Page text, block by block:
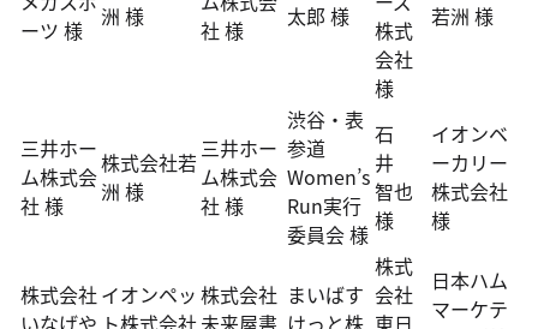
ーツ 様
洲 様
社 様
太郎 様
株式
会社
様
若洲 様
三井ホー
ム株式会
社 様
株式会社若
洲 様
三井ホー
ム株式会
社 様
渋谷・表
参道
Women’s
Run実行
委員会 様
石
井
智也
様
イオンベ
ーカリー
株式会社
様
株式会社
いなげや
イオンペッ
ト株式会社
株式会社
未来屋書
まいばす
けっと株
株式
会社
東日
日本ハム
マーケテ